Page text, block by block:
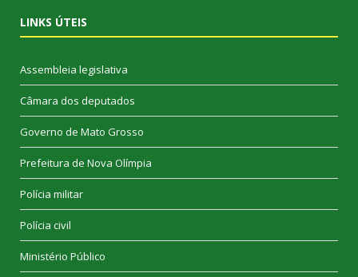
LINKS ÚTEIS
Assembleia legislativa
Câmara dos deputados
Governo de Mato Grosso
Prefeitura de Nova Olímpia
Polícia militar
Polícia civil
Ministério Público